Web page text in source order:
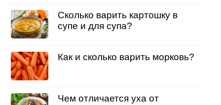
Сколько варить картошку в
супе и для супа?
Как и сколько варить морковь?
Чем отличается уха от